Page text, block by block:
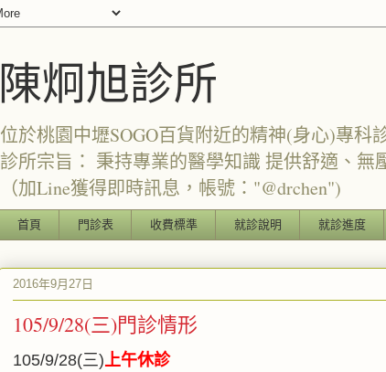
陳炯旭診所
位於桃園中壢SOGO百貨附近的精神(身心)專科
診所宗旨： 秉持專業的醫學知識 提供舒適、
（加Line獲得即時訊息，帳號："@drchen")
首頁 門診表 收費標準 就診說明 就診進度
2016年9月27日
105/9/28(三)門診情形
105/9/28(三) 上午休診